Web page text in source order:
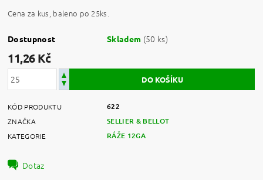
Cena za kus, baleno po 25ks.
Dostupnost Skladem (50 ks)
11,26 Kč
KÓD PRODUKTU 622
ZNAČKA SELLIER & BELLOT
KATEGORIE RÁŽE 12GA
Dotaz